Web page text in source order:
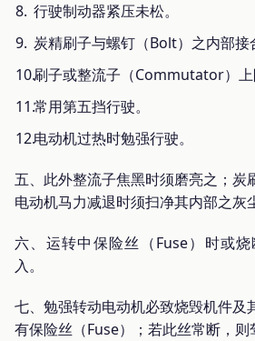
行驶制动器紧压未松。
炭精刷子与螺钉（Bolt）之内部接
刷子或整流子（Commutator）上
常用第五挡行驶。
电动机过热时勉强行驶。
五、此外整流子焦黑时须磨亮之；炭
电动机马力减退时须扫净其内部之灰
六、运转中保险丝（Fuse）时或
入。
七、勉强转动电动机必致烧毁机件及
有保险丝（Fuse）；若此丝常断，则